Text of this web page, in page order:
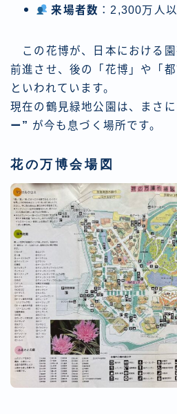
来場者数 ：2,300万人
この花博が、日本における園
前進させ、後の「花博」や「
といわれています。
現在の鶴見緑地公園は、まさに
ー” が今も息づく場所です。
花の万博会場図